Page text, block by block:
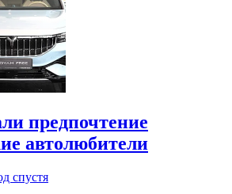
предпочтение
автолюбители
спустя